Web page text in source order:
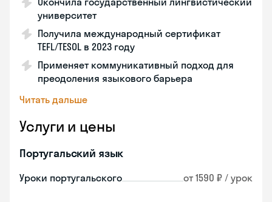
университет
Получила международный сертификат
TEFL/TESOL в 2023 году
Применяет коммуникативный подход для
преодоления языкового барьера
Читать дальше
Услуги и цены
Португальский язык
Уроки португальского от 1590 ₽ / урок